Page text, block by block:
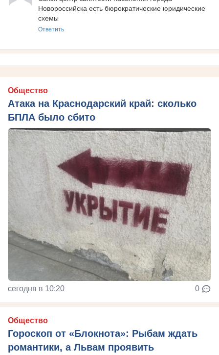
Новороссийска есть бюрократические юридические
схемы
Ответить
Общество
Атака на Краснодарский край: сколько
БПЛА было сбито
сегодня в 10:20 0
Общество
Гороскоп от «Блокнота»: Рыбам ждать
романтики, а Львам проявить